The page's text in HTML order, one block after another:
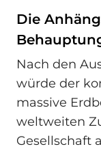
Die
Nach den
würde der
massive
weltweiten
Gesellschaft